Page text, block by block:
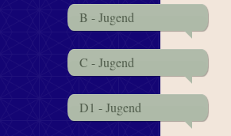
B - Jugend
C - Jugend
D1 - Jugend